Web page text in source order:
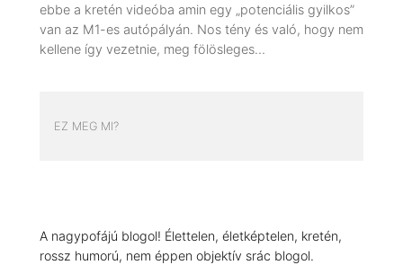
ebbe a kretén videóba amin egy „potenciális gyilkos”
van az M1-es autópályán. Nos tény és való, hogy nem
kellene így vezetnie, meg fölösleges…
EZ MEG MI?
A nagypofájú blogol! Élettelen, életképtelen, kretén,
rossz humorú, nem éppen objektív srác blogol.